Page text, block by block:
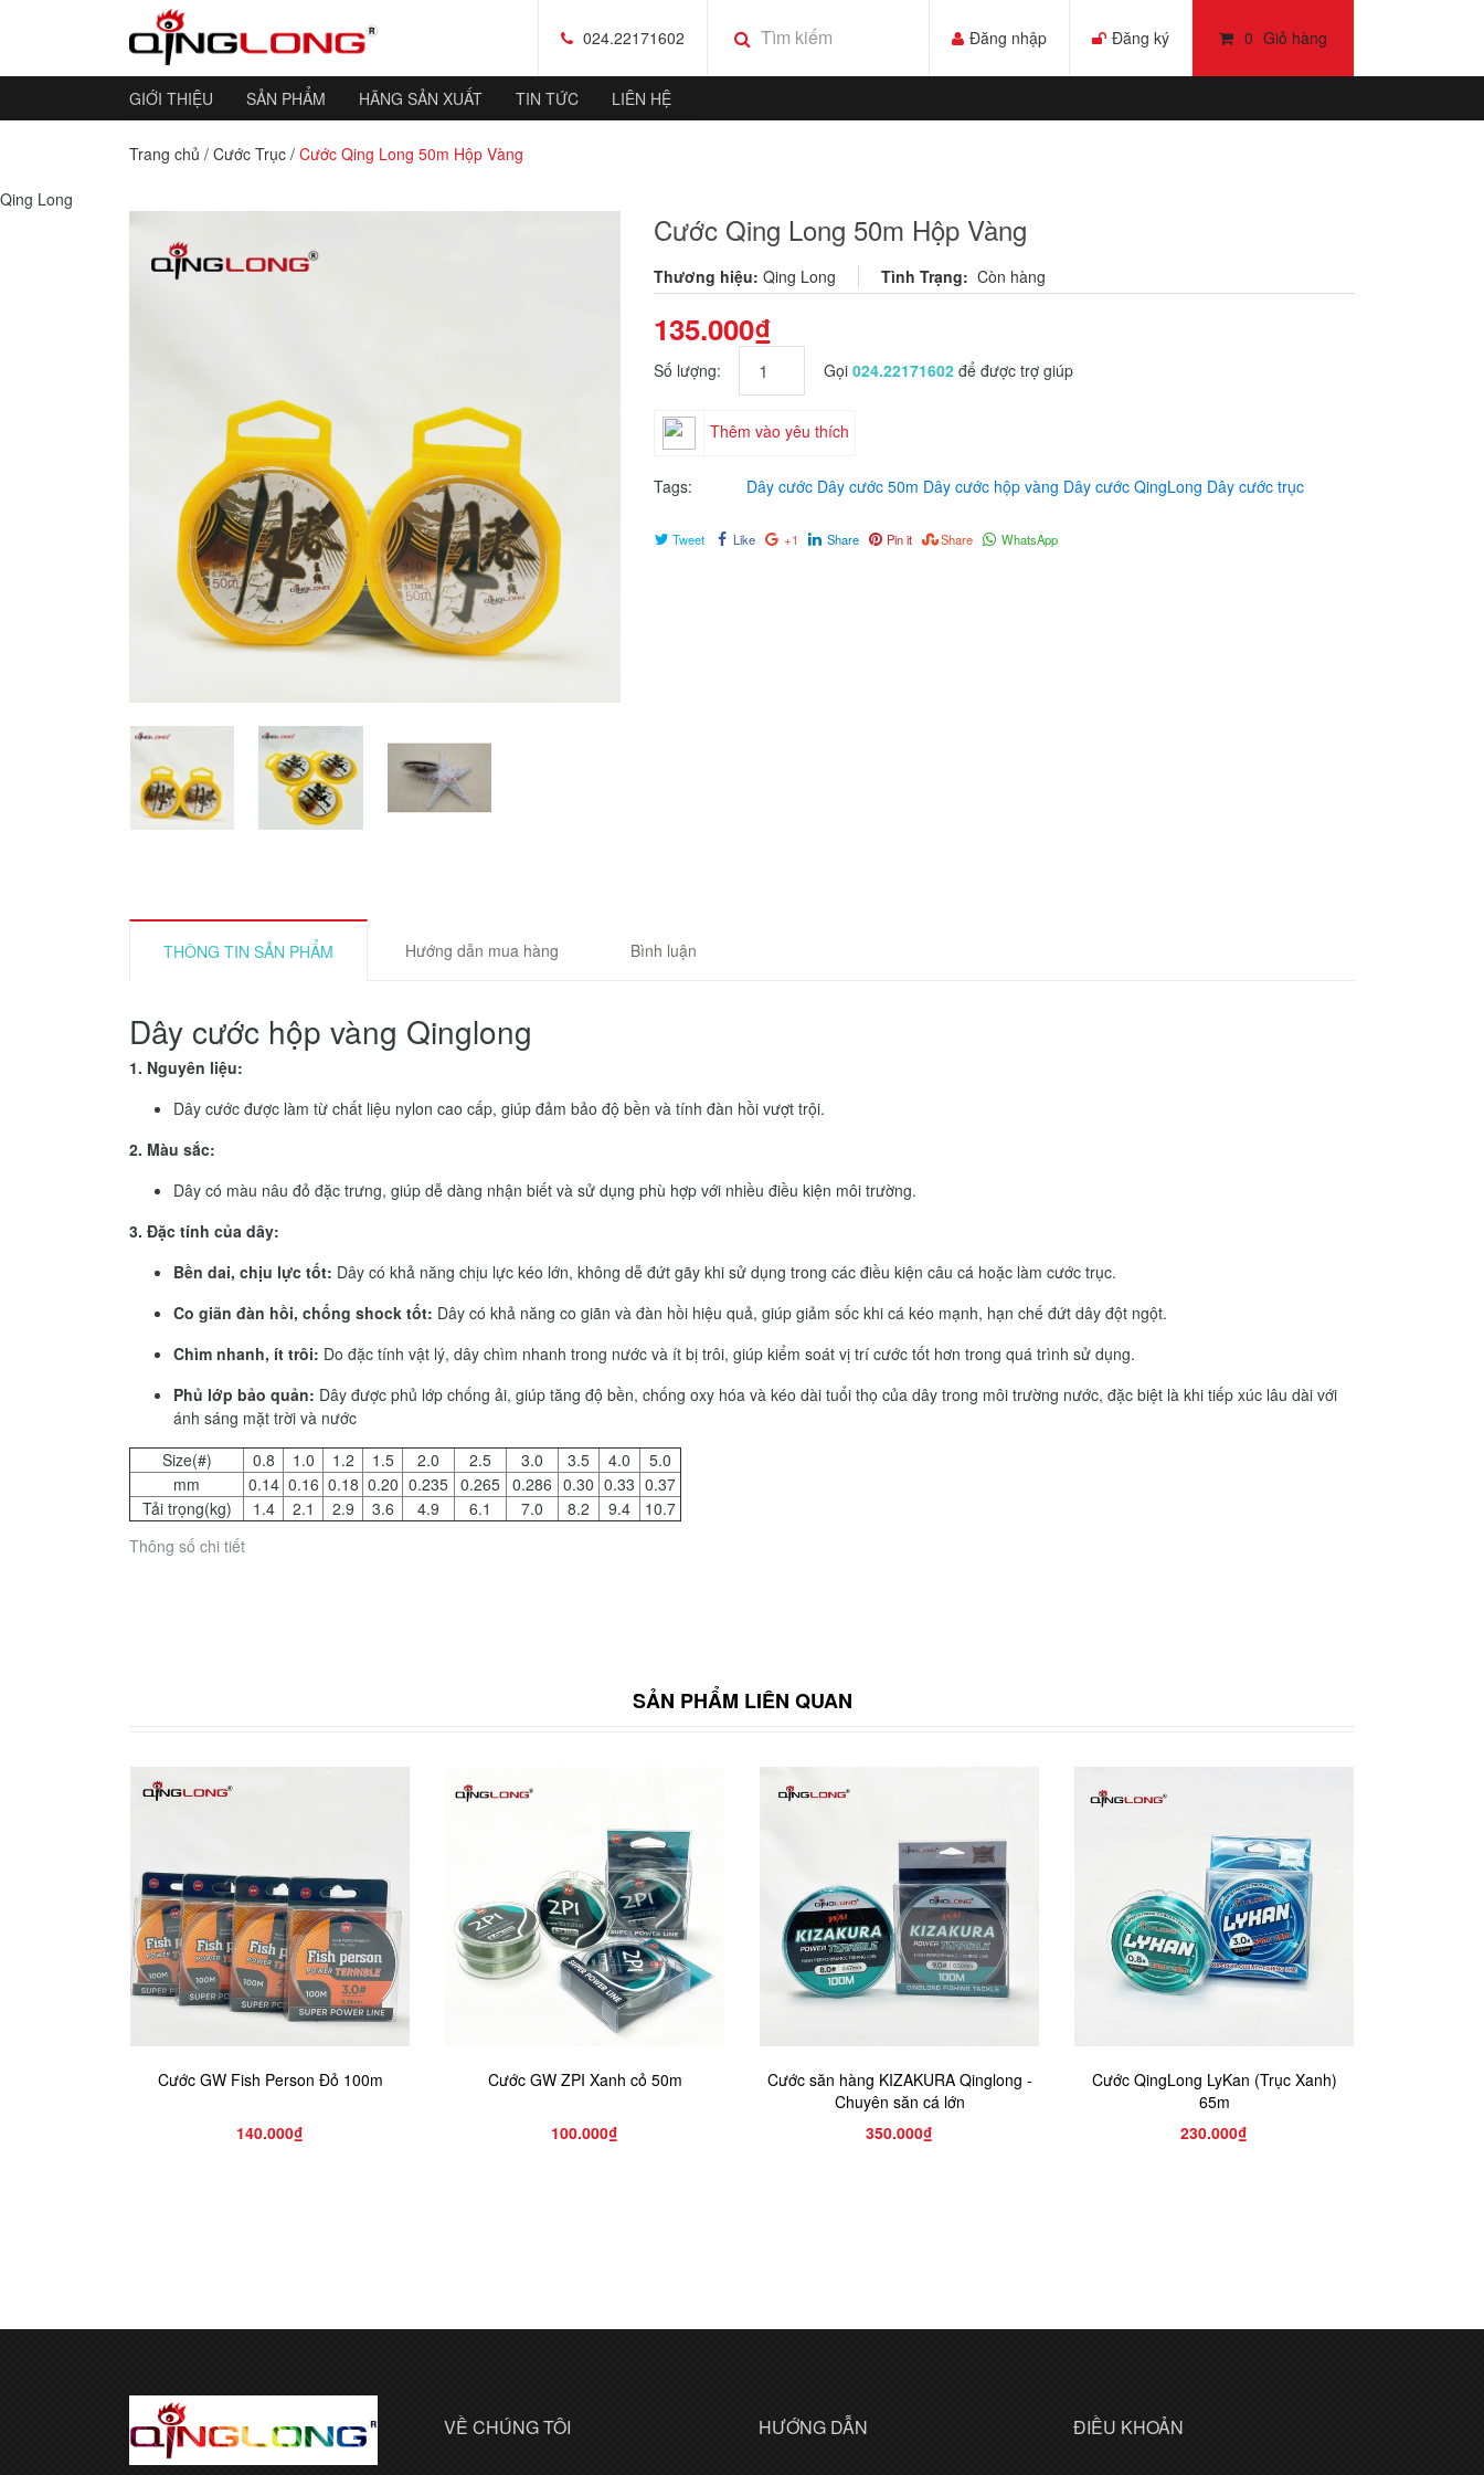
0 Giỏ hàng
024.22171602 Đăng nhập Đăng ký
GIỚI THIỆU SẢN PHẨM HÃNG SẢN XUẤT TIN TỨC LIÊN HỆ
Trang chủ / Cước Trục / Cước Qing Long 50m Hộp Vàng
Qing Long
Cước Qing Long 50m Hộp Vàng
Thương hiệu: Qing Long Tình Trạng: Còn hàng
135.000₫
Số lượng: Gọi 024.22171602 để được trợ giúp
Thêm vào yêu thích
Tags: Dây cước Dây cước 50m Dây cước hộp vàng Dây cước QingLong Dây cước trục
Tweet Like +1 Share Pin it Share WhatsApp
THÔNG TIN SẢN PHẨM Hướng dẫn mua hàng Bình luận
Dây cước hộp vàng Qinglong
1. Nguyên liệu:
Dây cước được làm từ chất liệu nylon cao cấp, giúp đảm bảo độ bền và tính đàn hồi vượt trội.
2. Màu sắc:
Dây có màu nâu đỏ đặc trưng, giúp dễ dàng nhận biết và sử dụng phù hợp với nhiều điều kiện môi trường.
3. Đặc tính của dây:
Bền dai, chịu lực tốt: Dây có khả năng chịu lực kéo lớn, không dễ đứt gãy khi sử dụng trong các điều kiện câu cá hoặc làm cước trục.
Co giãn đàn hồi, chống shock tốt: Dây có khả năng co giãn và đàn hồi hiệu quả, giúp giảm sốc khi cá kéo mạnh, hạn chế đứt dây đột ngột.
Chìm nhanh, ít trôi: Do đặc tính vật lý, dây chìm nhanh trong nước và ít bị trôi, giúp kiểm soát vị trí cước tốt hơn trong quá trình sử dụng.
Phủ lớp bảo quản: Dây được phủ lớp chống ải, giúp tăng độ bền, chống oxy hóa và kéo dài tuổi thọ của dây trong môi trường nước, đặc biệt là khi tiếp xúc lâu dài với
ánh sáng mặt trời và nước
Thông số chi tiết
Size(#) 0.8 1.0 1.2 1.5 2.0 2.5 3.0 3.5 4.0
5.0
mm
0.14 0.16 0.18 0.20 0.235 0.265 0.286 0.30 0.33 0.37
Tải trọng(kg)
1.4 2.1 2.9 3.6 4.9 6.1 7.0 8.2 9.4 10.7
SẢN PHẨM LIÊN QUAN
Cước GW Fish Person Đỏ 100m
140.000₫
Cước GW ZPI Xanh cỏ 50m
100.000₫
Cước săn hàng KIZAKURA Qinglong -
Chuyên săn cá lớn
350.000₫
Cước QingLong LyKan (Trục Xanh)
65m
230.000₫
VỀ CHÚNG TÔI HƯỚNG DẪN ĐIỀU KHOẢN